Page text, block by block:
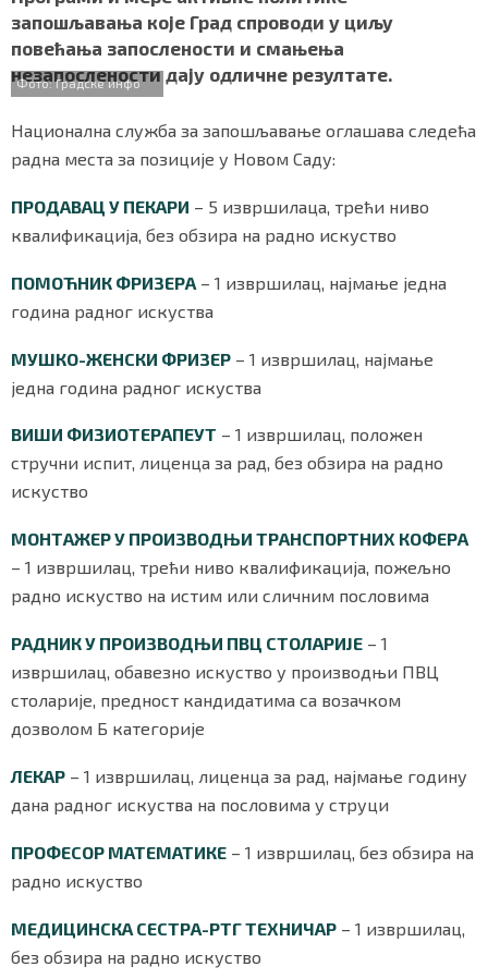
e
b
o
o
k
t
t
e
r
t
s
A
p
p
e
r
r
e
запошљавања које Град спроводи у циљу
повећања запослености и смањења
незапослености дају одличне резултате.
Фото: Градске инфо
Национална служба за запошљавање оглашава следећа
радна места за позиције у Новом Саду:
ПРОДАВАЦ У ПЕКАРИ – 5 извршилаца, трећи ниво
квалификација, без обзира на радно искуство
ПОМОЋНИК ФРИЗЕРА – 1 извршилац, најмање једна
година радног искуства
МУШКО-ЖЕНСКИ ФРИЗЕР – 1 извршилац, најмање
једна година радног искуства
ВИШИ ФИЗИОТЕРАПЕУТ – 1 извршилац, положен
стручни испит, лиценца за рад, без обзира на радно
искуство
МОНТАЖЕР У ПРОИЗВОДЊИ ТРАНСПОРТНИХ КОФЕРА
– 1 извршилац, трећи ниво квалификација, пожељно
радно искуство на истим или сличним пословима
РАДНИК У ПРОИЗВОДЊИ ПВЦ СТОЛАРИЈЕ – 1
извршилац, обавезно искуство у производњи ПВЦ
столарије, предност кандидатима са возачком
дозволом Б категорије
ЛЕКАР – 1 извршилац, лиценца за рад, најмање годину
дана радног искуства на пословима у струци
ПРОФЕСОР МАТЕМАТИКЕ – 1 извршилац, без обзира на
радно искуство
МЕДИЦИНСКА СЕСТРА-РТГ ТЕХНИЧАР – 1 извршилац,
без обзира на радно искуство
СПЕЦИЈАЛИ
БЛОГ
СВЕТ
ЖИВОТ И СТИЛ
БИЗНИС
redakcija@gradskeinfo.rs
ПРАТИТЕ НАС
Маркетинг | Услови коришћења Политика
ПРЕУЗМИТЕ НАШУ АПЛИКАЦИЈУ